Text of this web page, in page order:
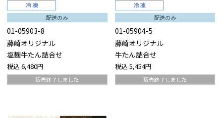
配送のみ
01-05903-8
藤崎オリジナル
塩麹牛たん詰合せ
税込 6,480円
販売終了しました
配送のみ
01-05904-5
藤崎オリジナル
牛たん詰合せ
税込 5,454円
販売終了しました